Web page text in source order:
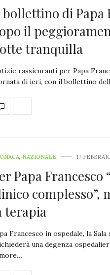
di Papa
il
tranquilla
rassicuranti per Papa
di ieri, con il bollettino
, NAZIONALE 17
Papa Francesco
complesso”,
terapia
Francesco in ospedale, la Sala
una degenza